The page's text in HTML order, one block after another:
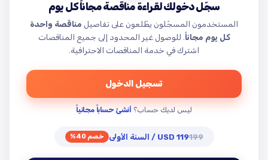
سجّل دخولك لقراءة مناقصة مجاناً كل يوم
المستخدمون المسجّلون يطّلعون على تفاصيل مناقصة واحدة
كل يوم مجاناً . للوصول غير المحدود إلى جميع المناقصات
اشترك في خدمة المناقصات الاحترافية.
تسجيل الدخول
ليس لديك حساب؟ أنشئ حساباً مجانياً
199119 USD / السنة الأولى خصم 40%